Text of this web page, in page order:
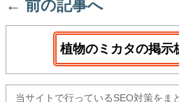
← 前の記事へ
植物のミカタの掲示
当サイトで行っているSEO対策をま